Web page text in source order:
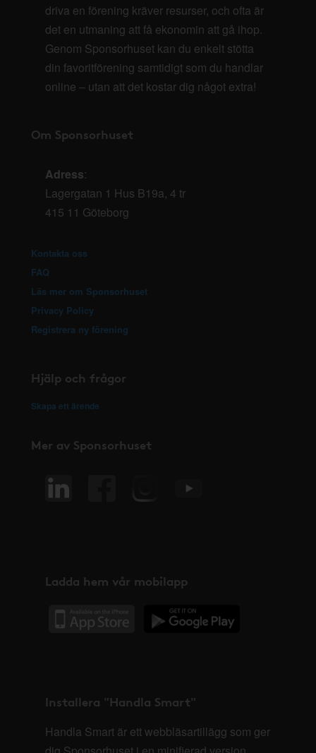
driva en förening kräver resurser, och ofta är
det en utmaning att få ekonomin att gå ihop.
Genom Sponsorhuset kan du enkelt stötta
din favoritförening samtidigt som du handlar
online – utan att det kostar dig något extra!
Om Sponsorhuset
Adress:
Lagergatan 1 Hus B19a, 4 tr
415 11 Göteborg
Kontakta oss
FAQ
Läs mer om Sponsorhuset
Privacy Policy
Registrera ny förening
Hjälp och frågor
Skapa ett ärende
Mer av Sponsorhuset
Ladda hem vår mobilapp
Installera "Handla Smart"
Handla Smart är ett webbläsartillägg som ger